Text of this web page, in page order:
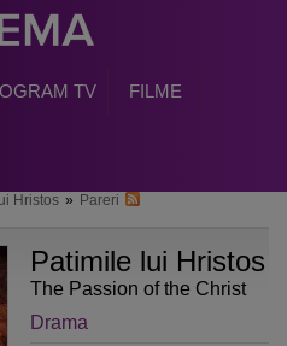
TV FILME
Hristos » Pareri
Patimile lui Hristos
The Passion of the Christ
Drama